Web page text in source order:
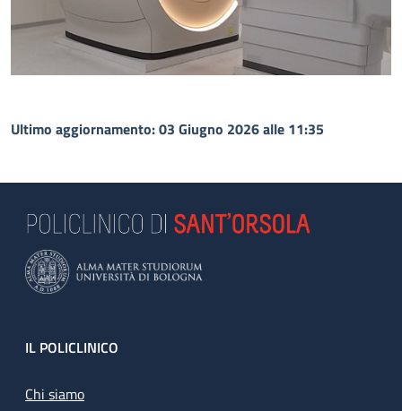
Ultimo aggiornamento: 03 Giugno 2026 alle 11:35
Footer
IL POLICLINICO
Chi siamo